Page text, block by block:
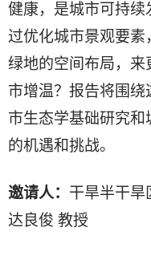
健康，是城市可持
过优化城市景观要
绿地的空间布局，
市增温？报告将围
市生态学基础研究
的机遇和挑战。
邀请人： 干旱半干旱
达良俊 教授